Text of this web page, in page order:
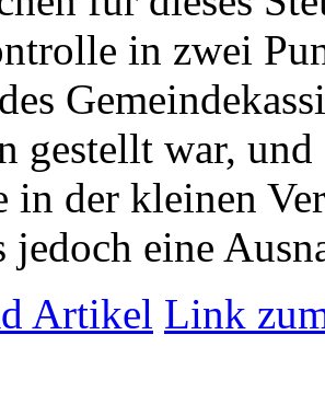
in zwei
gestellt war,
der kleinen
jedoch eine
Artikel Link